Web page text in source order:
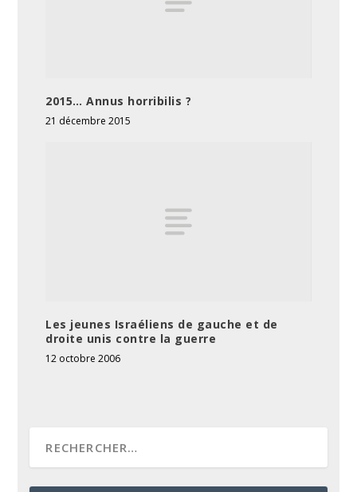
2015… Annus horribilis ?
21 décembre 2015
Les jeunes Israéliens de gauche et de
droite unis contre la guerre
12 octobre 2006